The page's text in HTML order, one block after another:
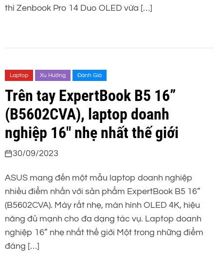
thì Zenbook Pro 14 Duo OLED vừa […]
Laptop Xu Hướng Đánh Giá
Trên tay ExpertBook B5 16”
(B5602CVA), laptop doanh
nghiệp 16″ nhẹ nhất thế giới
30/09/2023
ASUS mang đến một mẫu laptop doanh nghiệp
nhiều điểm nhấn với sản phẩm ExpertBook B5 16”
(B5602CVA). Máy rất nhẹ, màn hình OLED 4K, hiệu
năng đủ mạnh cho đa dạng tác vụ. Laptop doanh
nghiệp 16” nhẹ nhất thế giới Một trong những điểm
đáng […]